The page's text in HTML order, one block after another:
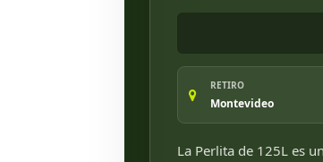
RETIRO
Montevideo
La Perlita de 125L es